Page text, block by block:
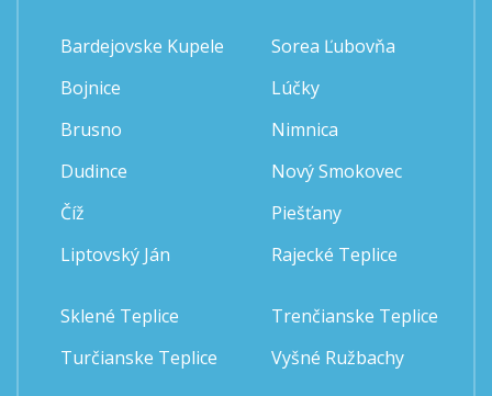
Bardejovske Kupele
Bojnice
Brusno
Dudince
Číž
Liptovský Ján
Sorea Ľubovňa
Lúčky
Nimnica
Nový Smokovec
Piešťany
Rajecké Teplice
Sklené Teplice
Turčianske Teplice
Trenčianske Teplice
Vyšné Ružbachy